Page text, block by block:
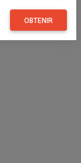
OBTENIR